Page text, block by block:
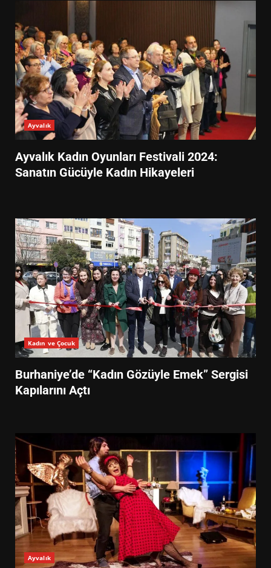
Ayvalık
Ayvalık Kadın Oyunları Festivali 2024:
Sanatın Gücüyle Kadın Hikayeleri
Kadın ve Çocuk
Burhaniye’de “Kadın Gözüyle Emek” Sergisi
Kapılarını Açtı
Ayvalık